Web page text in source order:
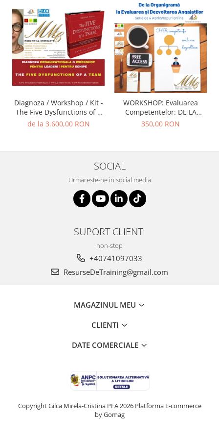
Diagnoza / Workshop / Kit -
The Five Dysfunctions of a
Team (Autor Patrick
TRAINER)
de la 3.600,00 RON
WORKSHOP: Evaluarea
Competentelor: DE LA
ORGANIGRAMA SI
COMPETENTELOR
350,00 RON
SOCIAL
Urmareste-ne in social media
SUPORT CLIENTI
non-stop
+40741097033
ResurseDeTraining@gmail.com
MAGAZINUL MEU
CLIENTI
DATE COMERCIALE
Copyright Gilca Mirela-Cristina PFA 2026 Platforma E-commerce
by Gomag